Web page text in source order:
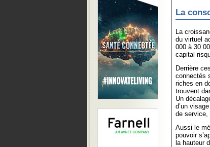
La
La
du virtuel
000 à 30
capital-
Derrière
connectés
riches en
trouvent
Un
d’un
de service,
Aussi le
pouvoir
la hauteur